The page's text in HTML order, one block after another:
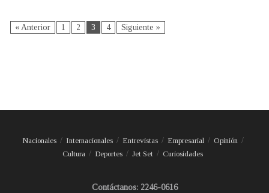
« Anterior 1 2 3 4 Siguiente »
Nacionales Internacionales Entrevistas Empresarial
Opinión
Cultura
Deportes Jet Set Curiosidades
Contáctanos: 2246-0616